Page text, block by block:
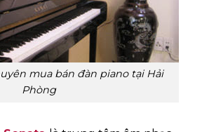
mua bán đàn piano tại Hải
Phòng